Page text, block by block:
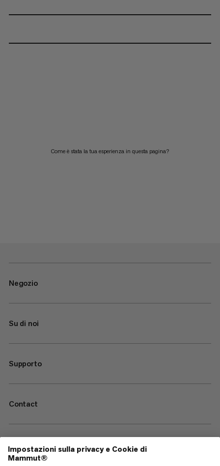
Come è stata la tua esperienza in questa pagina?
Negozio
Su di noi
Supporto
Contact